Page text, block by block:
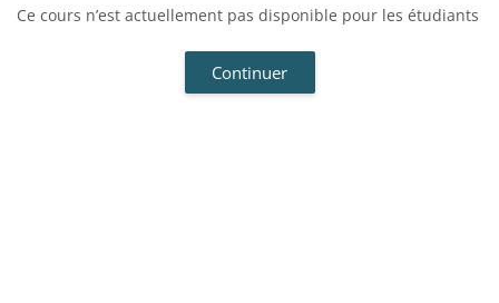
Ce cours n’est actuellement pas disponible pour les étudiants
Continuer